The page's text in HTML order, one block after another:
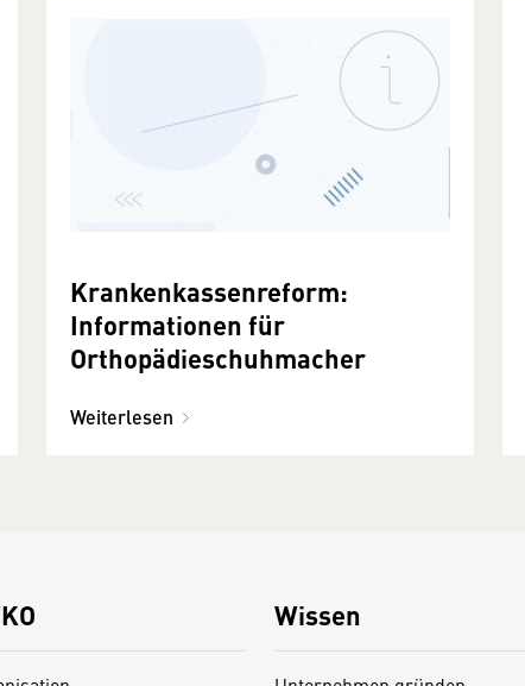
Krankenkassenreform:
Informationen für
Orthopädieschuhmacher
Weiterlesen
Wissen